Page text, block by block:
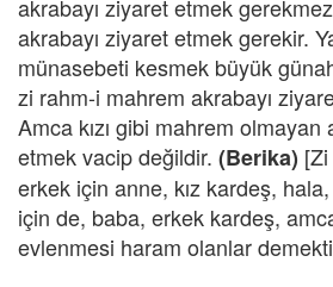
akrabayı ziyaret etmek
akrabayı ziyaret etmek gerekir.
münasebeti kesmek büyük
zi rahm-i mahrem akrabayı
Amca kızı gibi mahrem olmayan
etmek vacip değildir. (Berika)
erkek için anne, kız kardeş,
için de, baba, erkek kardeş,
evlenmesi haram olanlar